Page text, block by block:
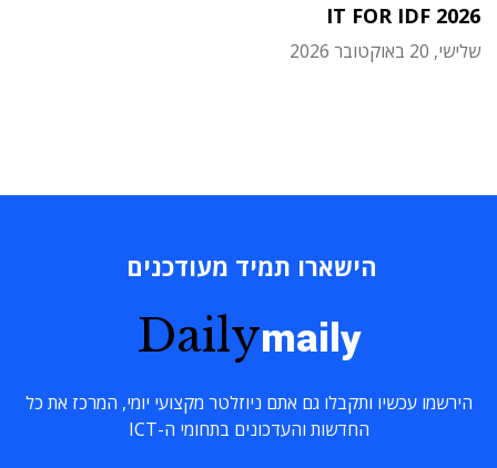
IT FOR IDF 2026
שלישי, 20 באוקטובר 2026
הישארו תמיד מעודכנים
Dailymaily
הירשמו עכשיו ותקבלו גם אתם ניוזלטר מקצועי יומי, המרכז את כל
החדשות והעדכונים בתחומי ה-ICT